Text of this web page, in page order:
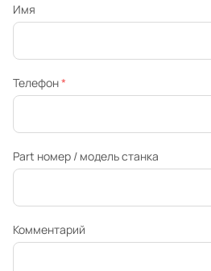
Имя
Телефон*
Part номер / модель станка
Комментарий